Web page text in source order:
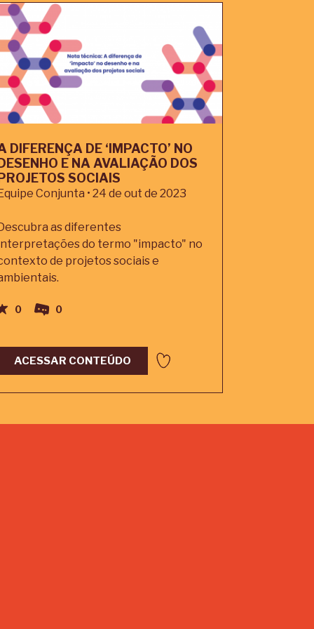
DIFERENÇA DE ‘IMPACTO’ NO
DESENHO E NA AVALIAÇÃO DOS
PROJETOS SOCIAIS
Conjunta • 24 de out de 2023
as diferentes
do termo "impacto" no
de projetos sociais e
0 0
ACESSAR CONTEÚDO